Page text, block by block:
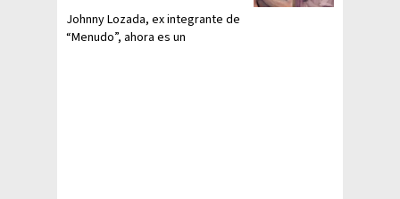
Johnny Lozada, ex integrante de
“Menudo”, ahora es un